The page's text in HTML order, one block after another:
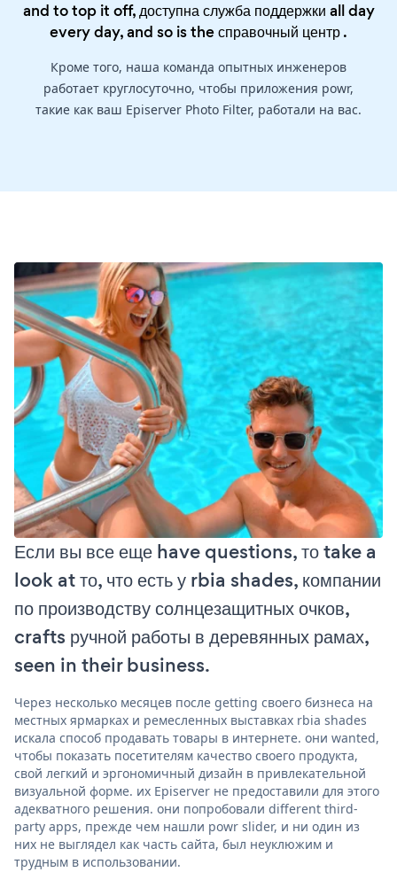
and to top it off, доступна служба поддержки all day
every day, and so is theсправочный центр.
Кроме того, наша команда опытных инженеров
работает круглосуточно, чтобы приложения powr,
такие как ваш Episerver Photo Filter, работали на вас.
Если вы все еще have questions, то take a
look at то, что есть у rbia shades, компании
по производству солнцезащитных очков,
crafts ручной работы в деревянных рамах,
seen in their business.
Через несколько месяцев после getting своего бизнеса на
местных ярмарках и ремесленных выставках rbia shades
искала способ продавать товары в интернете. они wanted,
чтобы показать посетителям качество своего продукта,
свой легкий и эргономичный дизайн в привлекательной
визуальной форме. их Episerver не предоставили для этого
адекватного решения. они попробовали different third-
party apps, прежде чем нашли powr slider, и ни один из
них не выглядел как часть сайта, был неуклюжим и
трудным в использовании.